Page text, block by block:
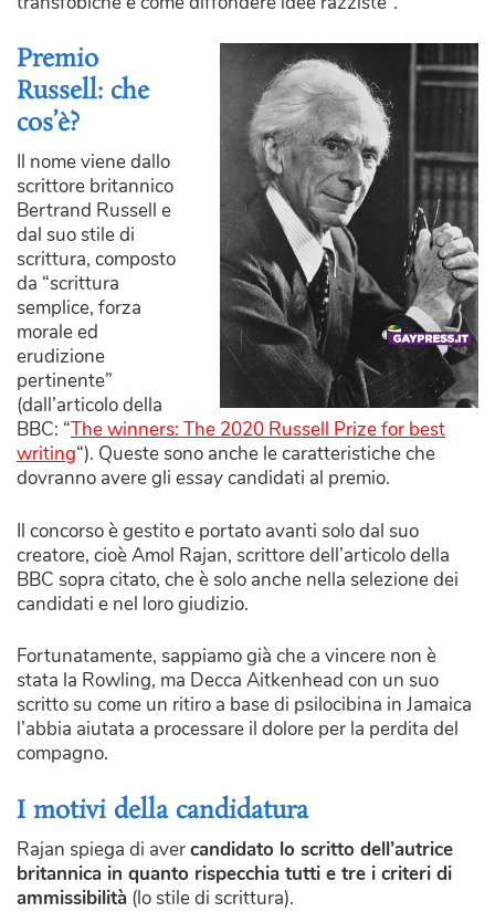
Premio
Russell: che
cos’è?
Il nome viene dallo
scrittore britannico
Bertrand Russell e
dal suo stile di
scrittura, composto
da “scrittura
semplice, forza
morale ed
erudizione
pertinente”
(dall’articolo della
BBC: “The winners: The 2020 Russell Prize for best
writing“). Queste sono anche le caratteristiche che
dovranno avere gli essaycandidati al premio.
Il concorso è gestito e portato avanti solo dal suo
creatore, cioè Amol Rajan, scrittore dell’articolo della
BBC sopra citato, che è solo anche nella selezione dei
candidati e nel loro giudizio.
Fortunatamente, sappiamo già che a vincere non è
stata la Rowling, ma Decca Aitkenhead con un suo
scritto su come un ritiro a base di psilocibina in Jamaica
l’abbia aiutata a processare il dolore per la perdita del
compagno.
I motivi della candidatura
Rajan spiega di avercandidato lo scritto dell’autrice
britannica in quanto rispecchia tutti e tre i criteri di
ammissibilità (lo stile di scrittura).